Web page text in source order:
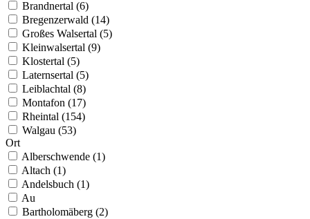
Brandnertal (6)
Bregenzerwald (14)
Großes Walsertal (5)
Kleinwalsertal (9)
Klostertal (5)
Laternsertal (5)
Leiblachtal (8)
Montafon (17)
Rheintal (154)
Walgau (53)
Ort
Alberschwende (1)
Altach (1)
Andelsbuch (1)
Au
Bartholomäberg (2)